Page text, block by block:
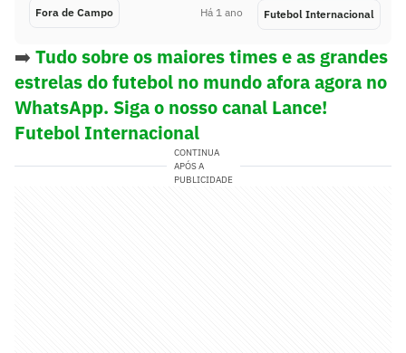
Fora de Campo Há 1 ano Futebol Internacional
➡️ Tudo sobre os maiores times e as grandes
estrelas do futebol no mundo afora agora no
WhatsApp. Siga o nosso canal Lance!
Futebol Internacional
CONTINUA
APÓS A
PUBLICIDADE